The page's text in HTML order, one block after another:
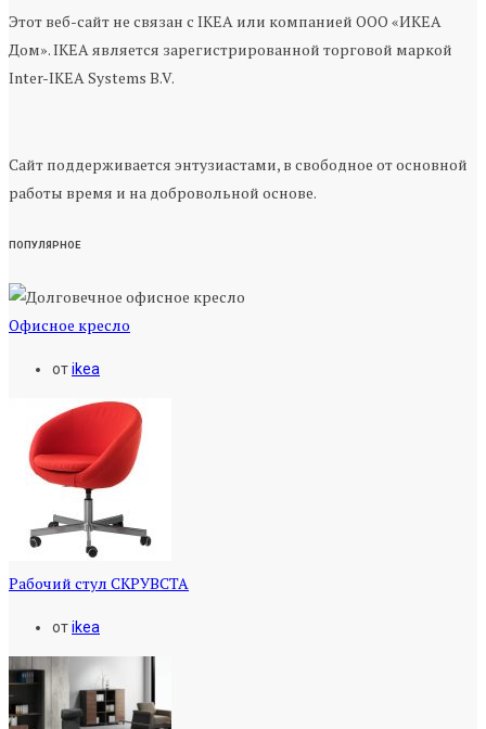
Этот веб-сайт не связан с IKEA или компанией ООО «ИКЕА
Дом». IKEA является зарегистрированной торговой маркой
Inter-IKEA Systems B.V.
Сайт поддерживается энтузиастами, в свободное от основной
работы время и на добровольной основе.
ПОПУЛЯРНОЕ
Офисное кресло
отikea
Рабочий стул СКРУВСТА
отikea